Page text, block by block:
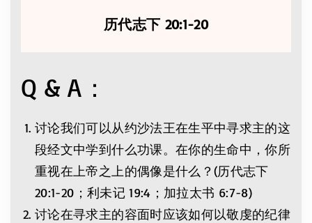
历代志下 20:1-20
Q & A：
讨论我们可以从约沙法王在生平中寻求主的这
段经文中学到什么功课。在你的生命中，你所
重视在上帝之上的偶像是什么？(历代志下
20:1-20；利未记 19:4；加拉太书 6:7-8)
讨论在寻求主的容面时应该如何以敬虔的纪律